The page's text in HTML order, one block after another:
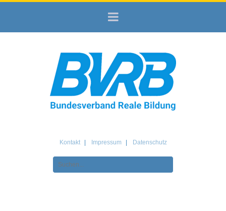
Kontakt Impressum Datenschutz